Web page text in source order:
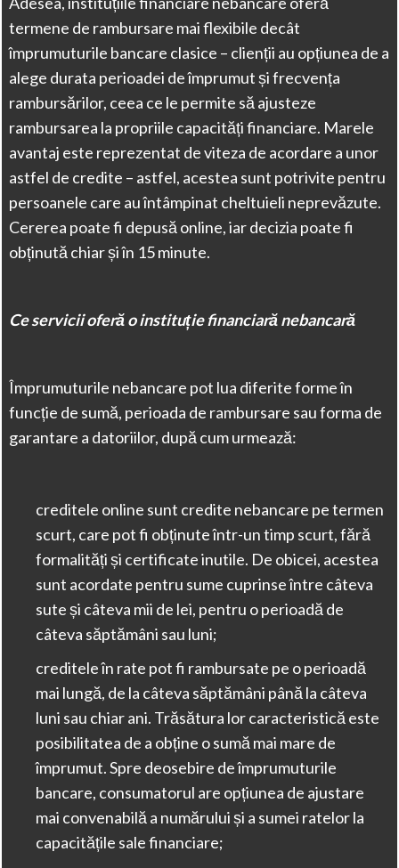
termene de rambursare mai flexibile decât
împrumuturile bancare clasice – clienții au opțiunea de a
alege durata perioadei de împrumut și frecvența
rambursărilor, ceea ce le permite să ajusteze
rambursarea la propriile capacități financiare. Marele
avantaj este reprezentat de viteza de acordare a unor
astfel de credite – astfel, acestea sunt potrivite pentru
persoanele care au întâmpinat cheltuieli neprevăzute.
Cererea poate fi depusă online, iar decizia poate fi
obținută chiar și în 15 minute.
Ce servicii oferă o instituție financiară nebancară
Împrumuturile nebancare pot lua diferite forme în
funcție de sumă, perioada de rambursare sau forma de
garantare a datoriilor, după cum urmează:
creditele online sunt credite nebancare pe termen
scurt, care pot fi obținute într-un timp scurt, fără
formalități și certificate inutile. De obicei, acestea
sunt acordate pentru sume cuprinse între câteva
sute și câteva mii de lei, pentru o perioadă de
câteva săptămâni sau luni;
creditele în rate pot fi rambursate pe o perioadă
mai lungă, de la câteva săptămâni până la câteva
luni sau chiar ani. Trăsătura lor caracteristică este
posibilitatea de a obține o sumă mai mare de
împrumut. Spre deosebire de împrumuturile
bancare, consumatorul are opțiunea de ajustare
mai convenabilă a numărului și a sumei ratelor la
capacitățile sale financiare;